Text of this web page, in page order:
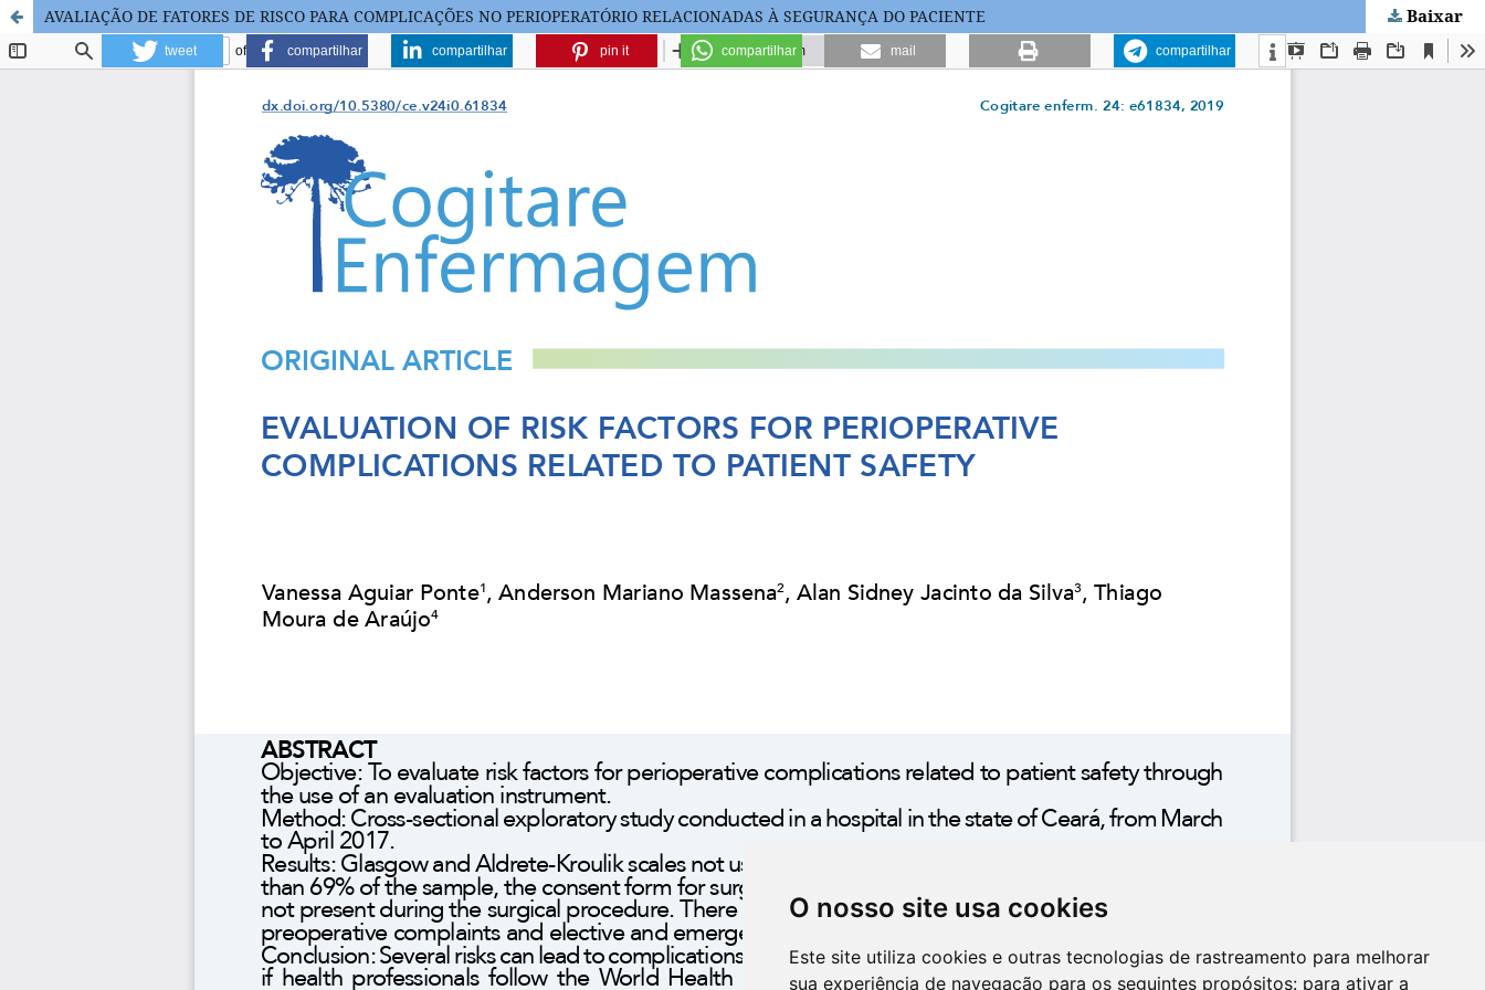
O nosso site usa cookies
Este site utiliza cookies e outras tecnologias de rastreamento para melhorar
sua experiência de navegação para os seguintes propósitos: para ativar a
AVALIAÇÃO DE FATORES DE RISCO PARA COMPLICAÇÕES NO PERIOPERATÓRIO RELACIONADAS À SEGURANÇA DO PACIENTE Baixar
tweet compartilhar compartilhar pin it compartilhar mail compartilhar